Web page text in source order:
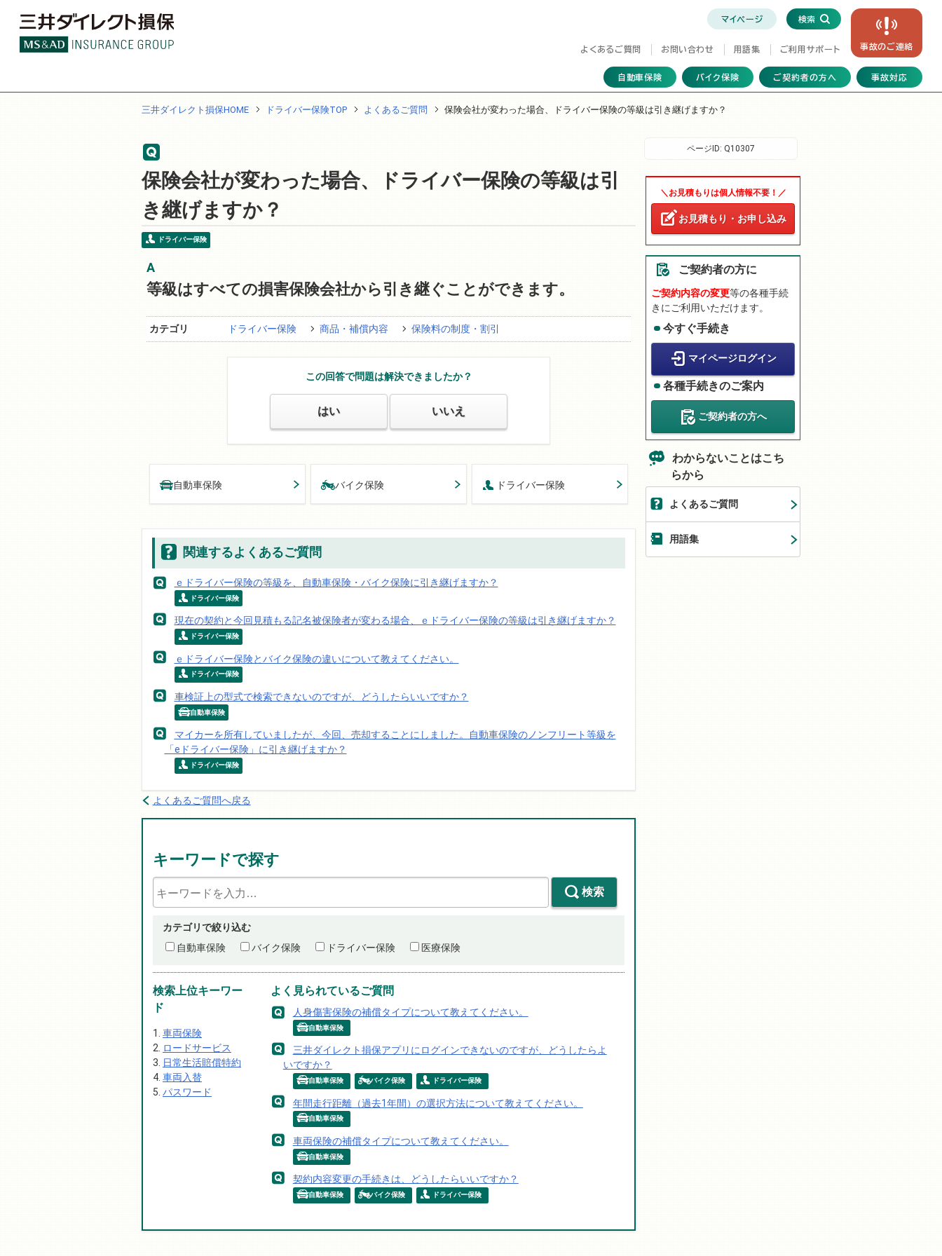
マイページ 検索
事故のご連絡
よくあるご質問 お問い合わせ 用語集 ご利用サポート
自動車保険 バイク保険 ご契約者の方へ 事故対応
三井ダイレクト損保HOME ドライバー保険TOP よくあるご質問 保険会社が変わった場合、ドライバー保険の等級は引き継げますか？
保険会社が変わった場合、ドライバー保険の等級は引
き継げますか？
ドライバー保険
等級はすべての損害保険会社から引き継ぐことができます。
カテゴリ ドライバー保険 商品・補償内容 保険料の制度・割引
この回答で問題は解決できましたか？
はい いいえ
自動車保険 バイク保険 ドライバー保険
関連するよくあるご質問
ｅドライバー保険の等級を、自動車保険・バイク保険に引き継げますか？
ドライバー保険
現在の契約と今回見積もる記名被保険者が変わる場合、ｅドライバー保険の等級は引き継げますか？
ドライバー保険
ｅドライバー保険とバイク保険の違いについて教えてください。
ドライバー保険
車検証上の型式で検索できないのですが、どうしたらいいですか？
自動車保険
マイカーを所有していましたが、今回、売却することにしました。自動車保険のノンフリート等級を
「eドライバー保険」に引き継げますか？
ドライバー保険
よくあるご質問へ戻る
キーワードで探す
検索
カテゴリで絞り込む
自動車保険
バイク保険 ドライバー保険 医療保険
検索上位キーワー
ド
車両保険
ロードサービス
日常生活賠償特約
車両入替
パスワード
よく見られているご質問
人身傷害保険の補償タイプについて教えてください。
自動車保険
三井ダイレクト損保アプリにログインできないのですが、どうしたらよ
いですか？
自動車保険 バイク保険 ドライバー保険
年間走行距離（過去1年間）の選択方法について教えてください。
自動車保険
車両保険の補償タイプについて教えてください。
自動車保険
契約内容変更の手続きは、どうしたらいいですか？
自動車保険 バイク保険 ドライバー保険
＼お見積もりは個人情報不要！／
お見積もり・お申し込み
ご契約者の方に
ご契約内容の変更等の各種手続
きにご利用いただけます。
今すぐ手続き
マイページログイン
各種手続きのご案内
ご契約者の方へ
わからないことはこち
らから
よくあるご質問
用語集
ページID: Q10307